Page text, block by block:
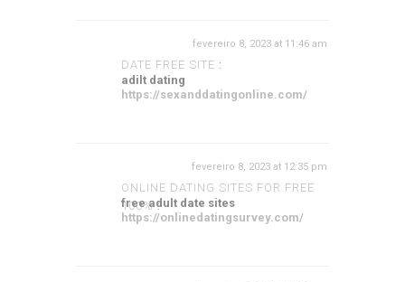
DATE FREE SITE :
fevereiro 8, 2023 at 11:46 am
adilt dating
https://sexanddatingonline.com/
ONLINE DATING SITES FOR FREE
100%:
fevereiro 8, 2023 at 12:35 pm
free adult date sites
https://onlinedatingsurvey.com/